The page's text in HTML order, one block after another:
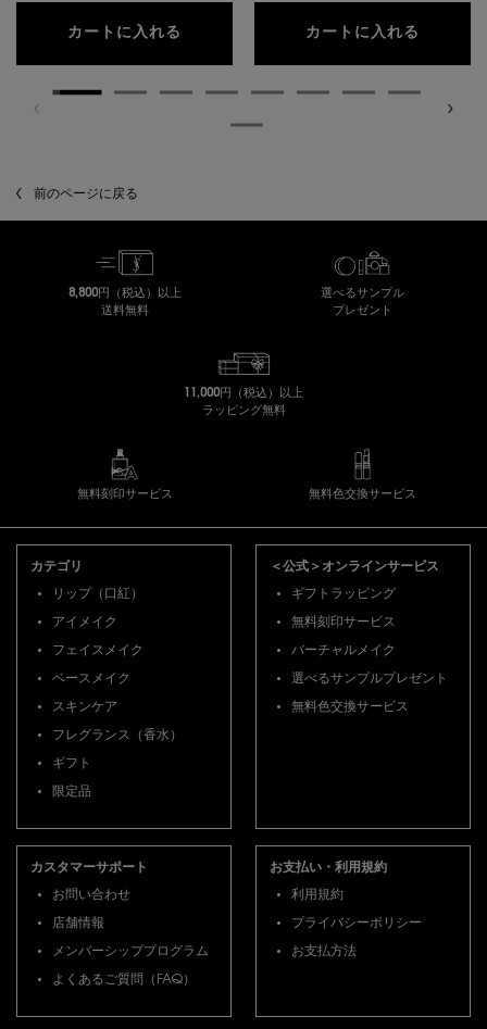
カートに入れる YSL ラブシャイン ギフトセット
カートに入れる
前のページに戻る
8,800円（税込）以上
送料無料
選べるサンプル
プレゼント
11,000円（税込）以上
ラッピング無料
無料刻印サービス 無料色交換サービス
カテゴリ
リップ（口紅）
アイメイク
フェイスメイク
ベースメイク
スキンケア
フレグランス（香水）
ギフト
限定品
＜公式＞オンラインサービス
ギフトラッピング
無料刻印サービス
バーチャルメイク
選べるサンプルプレゼント
無料色交換サービス
カスタマーサポート
お問い合わせ
店舗情報
メンバーシッププログラム
よくあるご質問（FAQ）
お支払い・利用規約
利用規約
プライバシーポリシー
お支払方法